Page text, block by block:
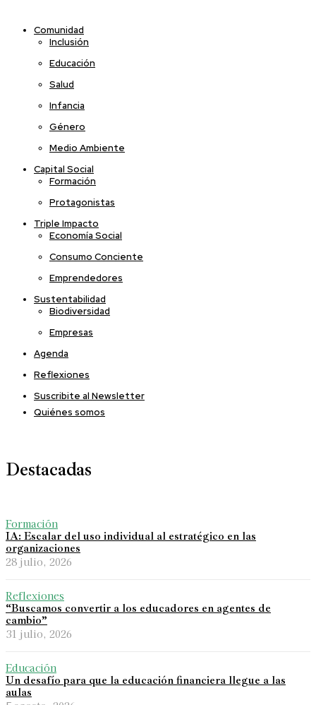
Comunidad
Inclusión
Educación
Salud
Infancia
Género
Medio Ambiente
Capital Social
Formación
Protagonistas
Triple Impacto
Economía Social
Consumo Conciente
Emprendedores
Sustentabilidad
Biodiversidad
Empresas
Agenda
Reflexiones
Suscribite al Newsletter
Quiénes somos
Destacadas
Formación
IA: Escalar del uso individual al estratégico en las
organizaciones
28 julio, 2026
Reflexiones
“Buscamos convertir a los educadores en agentes de
cambio”
31 julio, 2026
Educación
Un desafío para que la educación financiera llegue a las
aulas